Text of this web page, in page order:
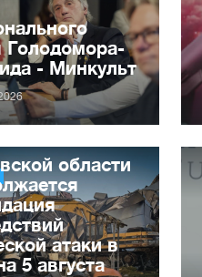
Голодомора-
- Минкульт
области
атаки в
5 августа